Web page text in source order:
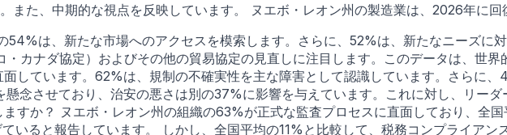
また、中期的な視点を反映しています。 ヌエボ・レオン州の製造業は、2026年に回
は、新たな市場へのアクセスを模索します。さらに、52%は、新たなニーズに
カナダ協定）およびその他の貿易協定の見直しに注目します。このデータは、世
しています。62%は、規制の不確実性を主な障害として認識しています。さらに
念させており、治安の悪さは別の37%に影響を与えています。これに対し、リー
すか？ ヌエボ・レオン州の組織の63%が正式な監査プロセスに直面しており、全
いると報告しています。 しかし、全国平均の11%と比較して、税務コンプライアン